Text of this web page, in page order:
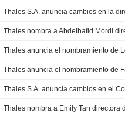
Thales S.A. anuncia cambios en la
Thales S.A. anuncia cambios en el
Thales nombra a Emily Tan directora